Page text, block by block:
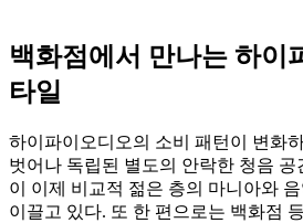
백화점에서 만나는 하이
타일
하이파이오디오의 소비 패턴이 변화
벗어나 독립된 별도의 안락한 청음
이 이제 비교적 젊은 층의 마니아와
이끌고 있다. 또 한 편으로는 백화점